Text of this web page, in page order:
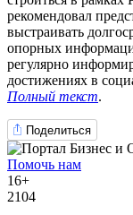
рекомендовал
выстраивать
опорных
регулярно
достижениях в
Полный текст.
Поделиться
Помочь нам
16+
2104